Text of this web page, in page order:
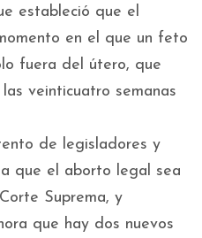
estableció que el
en el que un feto
fuera del útero, que
veinticuatro semanas
de legisladores y
que el aborto legal sea
Suprema, y
que hay dos nuevos